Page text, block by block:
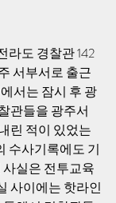
라도 경찰관 142
서부서로 출근
서는 잠시 후 광
관들을 광주서
린 적이 있었는
수사기록에도 기
실은 전투교육
사이에는 핫라인